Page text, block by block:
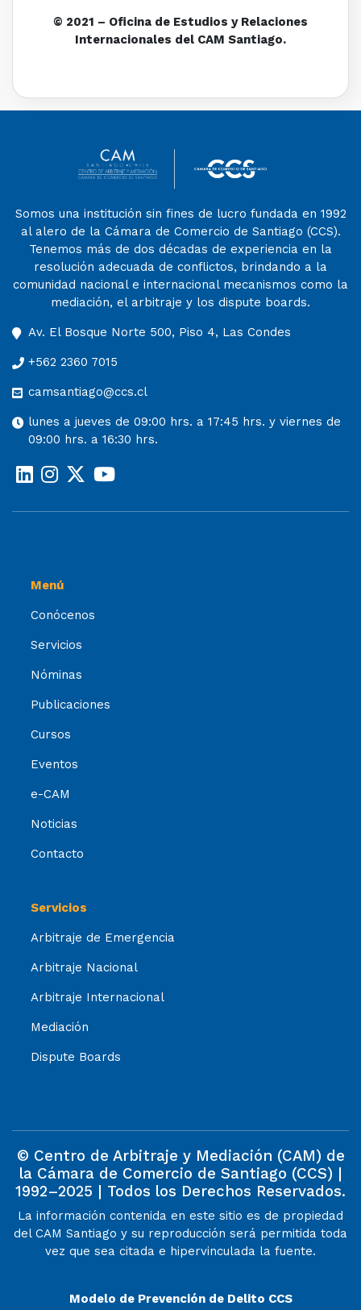
© 2021 – Oficina de Estudios y Relaciones
Internacionales del CAM Santiago.
Somos una institución sin fines de lucro fundada en 1992
al alero de la Cámara de Comercio de Santiago (CCS).
Tenemos más de dos décadas de experiencia en la
resolución adecuada de conflictos, brindando a la
comunidad nacional e internacional mecanismos como la
mediación, el arbitraje y los dispute boards.
Av. El Bosque Norte 500, Piso 4, Las Condes
+562 2360 7015
camsantiago@ccs.cl
lunes a jueves de 09:00 hrs. a 17:45 hrs. y viernes de
09:00 hrs. a 16:30 hrs.
Menú
Conócenos
Servicios
Nóminas
Publicaciones
Cursos
Eventos
e-CAM
Noticias
Contacto
Servicios
Arbitraje de Emergencia
Arbitraje Nacional
Arbitraje Internacional
Mediación
Dispute Boards
© Centro de Arbitraje y Mediación (CAM) de
la Cámara de Comercio de Santiago (CCS) |
1992–2025 | Todos los Derechos Reservados.
La información contenida en este sitio es de propiedad
del CAM Santiago y su reproducción será permitida toda
vez que sea citada e hipervinculada la fuente.
Modelo de Prevención de Delito CCS